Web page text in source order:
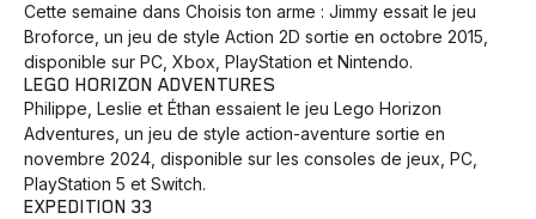
Cette semaine dans Choisis ton arme : Jimmy essait le jeu
Broforce, un jeu de style Action 2D sortie en octobre 2015,
disponible sur PC, Xbox, PlayStation et Nintendo.
LEGO HORIZON ADVENTURES
Philippe, Leslie et Éthan essaient le jeu Lego Horizon
Adventures, un jeu de style action-aventure sortie en
novembre 2024, disponible sur les consoles de jeux, PC,
PlayStation 5 et Switch.
EXPEDITION 33